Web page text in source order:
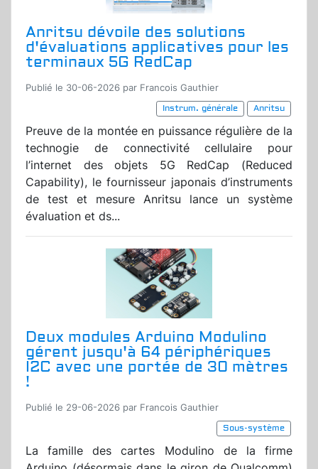
Anritsu dévoile des solutions
d'évaluations applicatives pour les
terminaux 5G RedCap
Publié le 30-06-2026 par Francois Gauthier
Instrum. générale
Anritsu
Preuve de la montée en puissance régulière de la
technogie de connectivité cellulaire pour
l’internet des objets 5G RedCap (Reduced
Capability), le fournisseur japonais d’instruments
de test et mesure Anritsu lance un système
évaluation et ds...
Deux modules Arduino Modulino
gérent jusqu'à 64 périphériques
I2C avec une portée de 30 mètres
!
Publié le 29-06-2026 par Francois Gauthier
Sous-système
La famille des cartes Modulino de la firme